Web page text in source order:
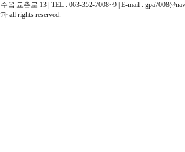
교촌로 13 | TEL : 063-352-7008~9 | E-mail :
all rights reserved.